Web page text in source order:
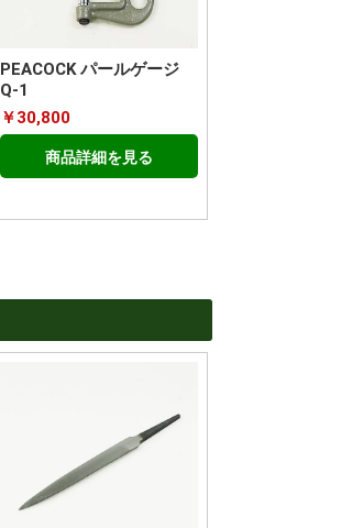
PEACOCK パールゲージ
Q-1
￥30,800
商品詳細を見る